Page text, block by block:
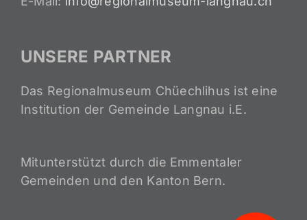
UNSERE PARTNER
Das Regionalmuseum Chüechlihus ist eine
Institution der Gemeinde Langnau i.E.
Mitunterstützt durch die Emmentaler
Gemeinden und den Kanton Bern.